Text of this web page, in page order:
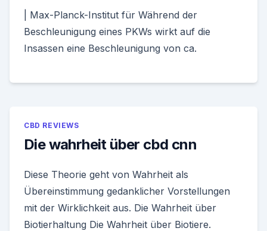
| Max-Planck-Institut für Während der
Beschleunigung eines PKWs wirkt auf die
Insassen eine Beschleunigung von ca.
CBD REVIEWS
Die wahrheit über cbd cnn
Diese Theorie geht von Wahrheit als
Übereinstimmung gedanklicher Vorstellungen
mit der Wirklichkeit aus. Die Wahrheit über
Biotierhaltung Die Wahrheit über Biotiere.